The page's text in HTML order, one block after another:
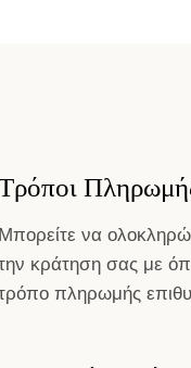
Μπορείτε να
κράτηση σας με
πληρωμής